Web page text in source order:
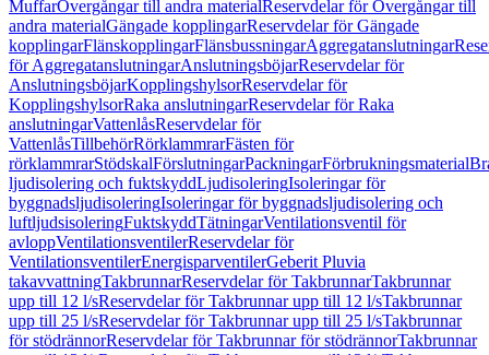
MuffarÖvergångar till andra materialReservdelar för Övergångar till
andra materialGängade kopplingarReservdelar för Gängade
kopplingarFlänskopplingarFlänsbussningarAggregatanslutningar
för AggregatanslutningarAnslutningsböjarReservdelar för
AnslutningsböjarKopplingshylsorReservdelar för
KopplingshylsorRaka anslutningarReservdelar för Raka
anslutningarVattenlåsReservdelar för
VattenlåsTillbehörRörklammrarFästen för
rörklammrarStödskalFörslutningarPackningarFörbrukningsmaterial
ljudisolering och fuktskyddLjudisoleringIsoleringar för
byggnadsljudisoleringIsoleringar för byggnadsljudisolering och
luftljudsisoleringFuktskyddTätningarVentilationsventil för
avloppVentilationsventilerReservdelar för
VentilationsventilerEnergisparventilerGeberit Pluvia
takavvattningTakbrunnarReservdelar för TakbrunnarTakbrunnar
upp till 12 l/sReservdelar för Takbrunnar upp till 12 l/sTakbrunnar
upp till 25 l/sReservdelar för Takbrunnar upp till 25 l/sTakbrunnar
för stödrännorReservdelar för Takbrunnar för stödrännorTakbrunnar